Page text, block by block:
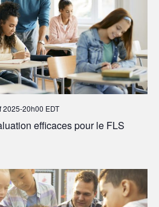
efficaces pour le FLS
2025-20h00 EDT